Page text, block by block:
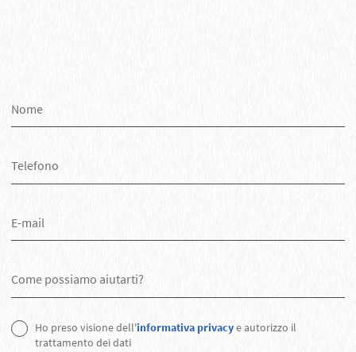
Ho preso visione dell'informativa privacye autorizzo il
trattamento dei dati